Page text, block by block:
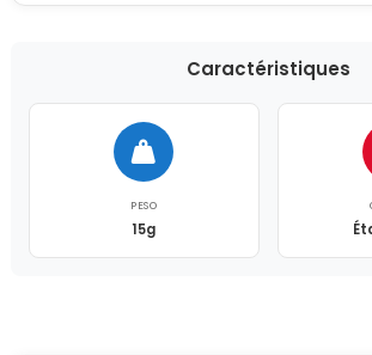
Caractéristiques
PESO
15g